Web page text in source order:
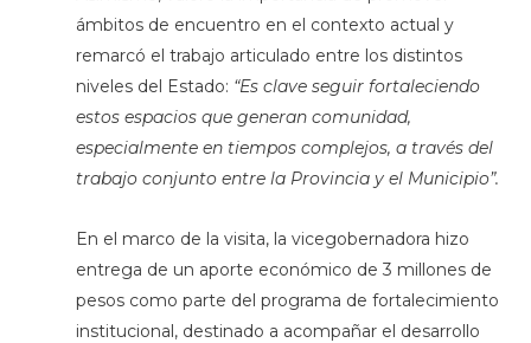
ámbitos de encuentro en el contexto actual y
remarcó el trabajo articulado entre los distintos
niveles del Estado: “Es clave seguir fortaleciendo
estos espacios que generan comunidad,
especialmente en tiempos complejos, a través del
trabajo conjunto entre la Provincia y el Municipio”.
En el marco de la visita, la vicegobernadora hizo
entrega de un aporte económico de 3 millones de
pesos como parte del programa de fortalecimiento
institucional, destinado a acompañar el desarrollo